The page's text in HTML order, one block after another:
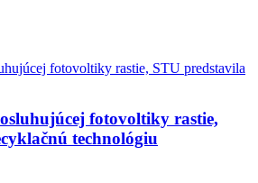
fotovoltiky rastie,
technológiu